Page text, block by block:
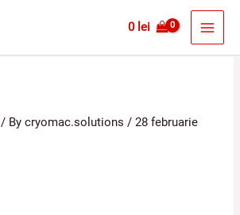
0 lei
/ Bycryomac.solutions/28 februarie